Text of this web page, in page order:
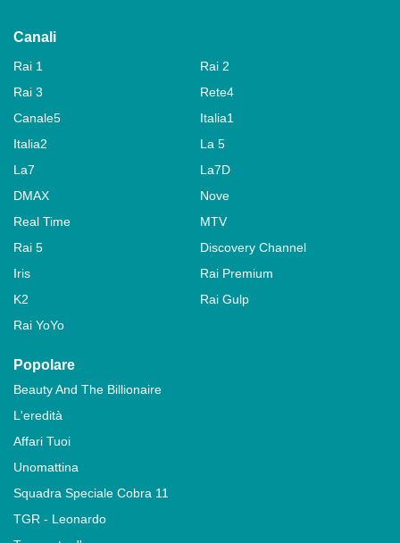
Canali
Rai 1
Rai 2
Rai 3
Rete4
Canale5
Italia1
Italia2
La 5
La7
La7D
DMAX
Nove
Real Time
MTV
Rai 5
Discovery Channel
Iris
Rai Premium
K2
Rai Gulp
Rai YoYo
Popolare
Beauty And The Billionaire
L'eredità
Affari Tuoi
Unomattina
Squadra Speciale Cobra 11
TGR - Leonardo